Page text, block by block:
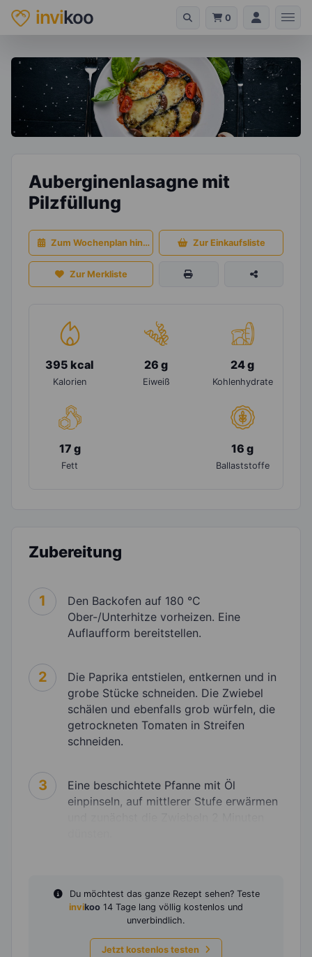
invikoo 0
Auberginenlasagne mit
Pilzfüllung
Zum Wochenplan hinzufügen Zur Einkaufsliste
Zur Merkliste
395 kcal
Kalorien
26 g
Eiweiß
24 g
Kohlenhydrate
17 g
Fett
16 g
Ballaststoffe
Zubereitung
1
Den Backofen auf 180 °C
Ober-/Unterhitze vorheizen. Eine
Auflaufform bereitstellen.
2
Die Paprika entstielen, entkernen und in
grobe Stücke schneiden. Die Zwiebel
schälen und ebenfalls grob würfeln, die
getrockneten Tomaten in Streifen
schneiden.
3
Eine beschichtete Pfanne mit Öl
einpinseln, auf mittlerer Stufe erwärmen
Du möchtest das ganze Rezept sehen? Teste
invikoo 14 Tage lang völlig kostenlos und
unverbindlich.
Jetzt kostenlos testen